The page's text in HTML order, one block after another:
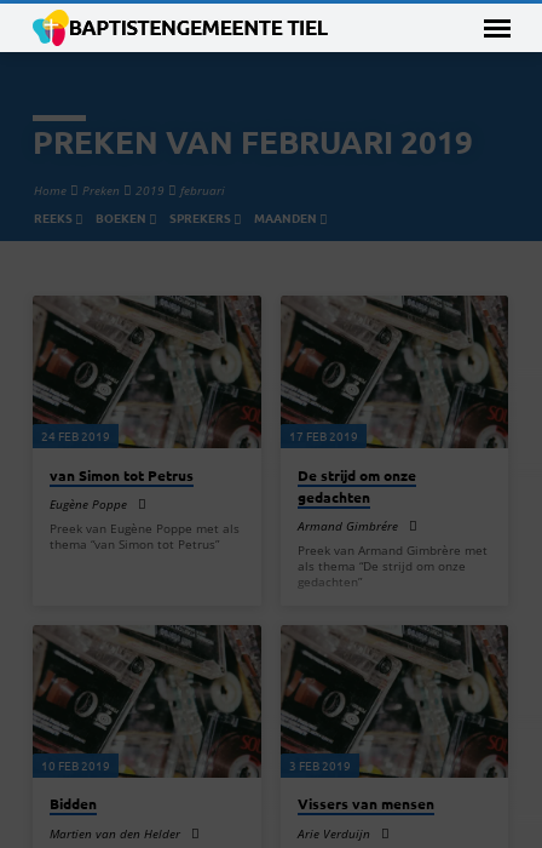
PREKEN VAN FEBRUARI 2019
Home Preken 2019 februari
REEKS BOEKEN SPREKERS MAANDEN
PREKEN
VAN
FEBRUARI
2019
24 FEB 2019
van Simon tot Petrus
Eugène Poppe
Preek van Eugène Poppe met als
thema “van Simon tot Petrus”
17 FEB 2019
De strijd om onze
gedachten
Armand Gimbrére
Preek van Armand Gimbrère met
als thema “De strijd om onze
gedachten”
10 FEB 2019
Bidden
Martien van den Helder
3 FEB 2019
Vissers van mensen
Arie Verduijn